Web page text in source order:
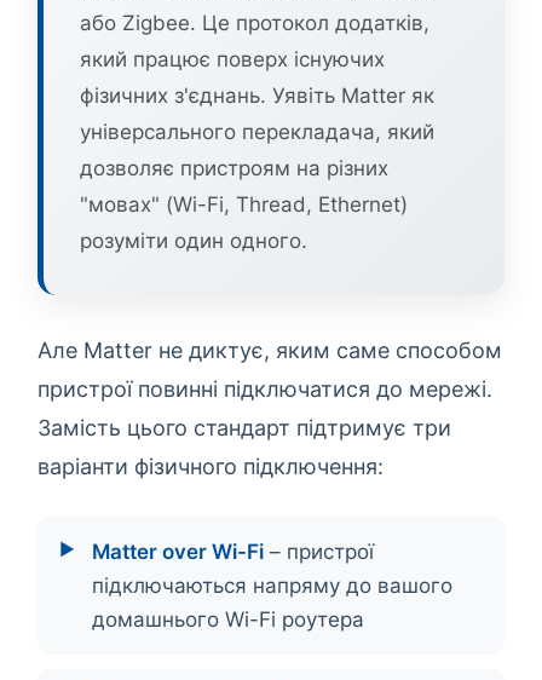
або Zigbee. Це протокол додатків,
який працює поверх існуючих
фізичних з'єднань. Уявіть Matter як
універсального перекладача, який
дозволяє пристроям на різних
"мовах" (Wi-Fi, Thread, Ethernet)
розуміти один одного.
Але Matter не диктує, яким саме способом
пристрої повинні підключатися до мережі.
Замість цього стандарт підтримує три
варіанти фізичного підключення:
Matter over Wi-Fi – пристрої
підключаються напряму до вашого
домашнього Wi-Fi роутера